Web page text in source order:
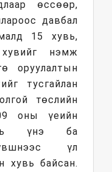
өссөөр,
давбал
15 хувь,
нэмж
оруулалтын
тусгайлан
төслийн
оны үеийн
үнэ ба
үл
хувь байсан.